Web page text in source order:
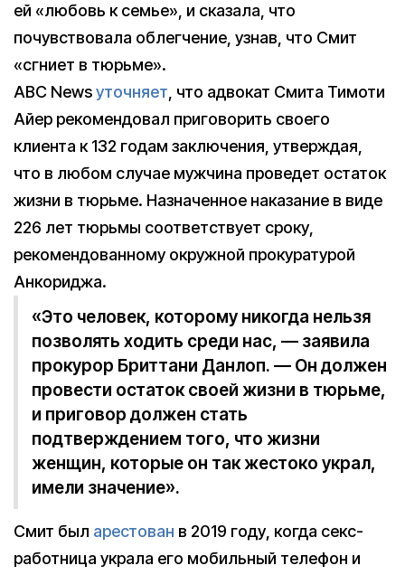
ей «любовь к семье», и сказала, что
почувствовала облегчение, узнав, что Смит
«сгниет в тюрьме».
ABC Newsуточняет, что адвокат Смита Тимоти
Айер рекомендовал приговорить своего
клиента к 132 годам заключения, утверждая,
что в любом случае мужчина проведет остаток
жизни в тюрьме. Назначенное наказание в виде
226 лет тюрьмы соответствует сроку,
рекомендованному окружной прокуратурой
Анкориджа.
«Это человек, которому никогда нельзя
позволять ходить среди нас, — заявила
прокурор Бриттани Данлоп. — Он должен
провести остаток своей жизни в тюрьме,
и приговор должен стать
подтверждением того, что жизни
женщин, которые он так жестоко украл,
имели значение».
Смит был арестован в 2019 году, когда секс-
работница украла его мобильный телефон и